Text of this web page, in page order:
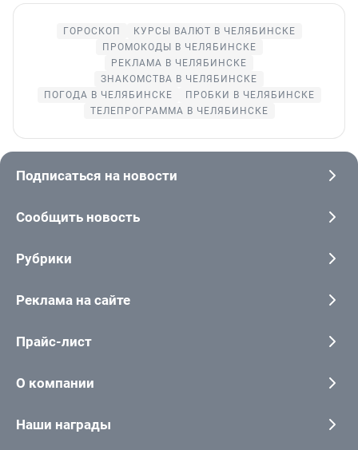
ГОРОСКОП
КУРСЫ ВАЛЮТ В ЧЕЛЯБИНСКЕ
ПРОМОКОДЫ В ЧЕЛЯБИНСКЕ
РЕКЛАМА В ЧЕЛЯБИНСКЕ
ЗНАКОМСТВА В ЧЕЛЯБИНСКЕ
ПОГОДА В ЧЕЛЯБИНСКЕ
ПРОБКИ В ЧЕЛЯБИНСКЕ
ТЕЛЕПРОГРАММА В ЧЕЛЯБИНСКЕ
Подписаться на новости
Сообщить новость
Рубрики
Реклама на сайте
Прайс-лист
О компании
Наши награды